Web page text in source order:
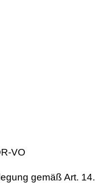
VO
gemäß Art.